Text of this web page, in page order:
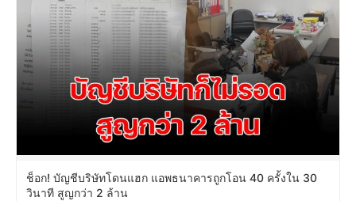
ช็อก! บัญชีบริษัทโดนแฮก แอพธนาคารถูกโอน 40 ครั้งใน 30
วินาที สูญกว่า 2 ล้าน